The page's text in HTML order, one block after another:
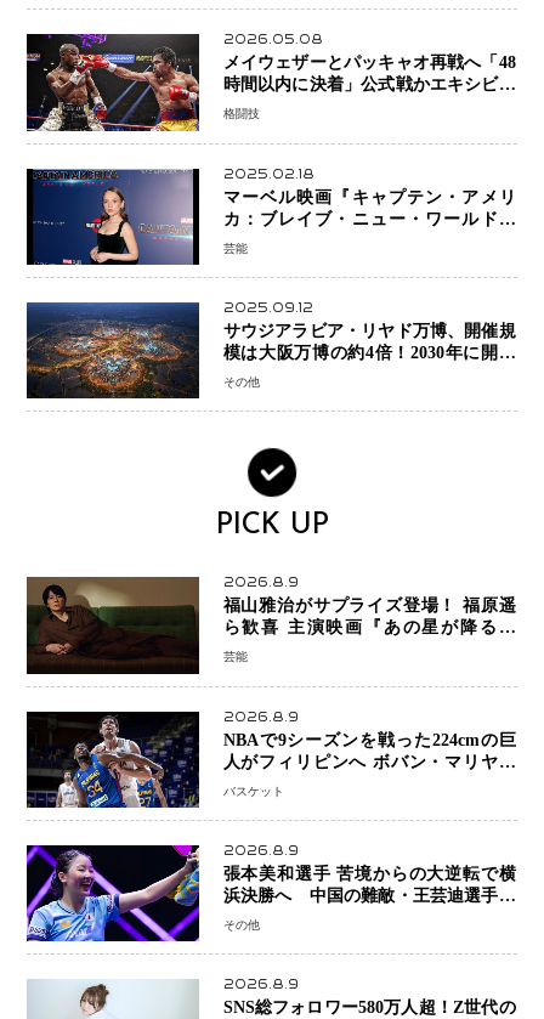
2026.05.08
メイウェザーとパッキャオ再戦へ「48
時間以内に決着」公式戦かエキシビシ
ョンか混迷続く
格闘技
2025.02.18
マーベル映画『キャプテン・アメリ
カ：ブレイブ・ニュー・ワールド』
新ブラック・ウィドウ役のシラ・ハー
芸能
2025.09.12
サウジアラビア・リヤド万博、開催規
模は大阪万博の約4倍！2030年に開幕
予定
その他
PICK UP
2026.8.9
福山雅治がサプライズ登場！ 福原遥
ら歓喜 主演映画『あの星が降る丘
で、君とまた出会いたい。』舞台あい
芸能
2026.8.9
NBAで9シーズンを戦った224cmの巨
人がフィリピンへ ボバン・マリヤノ
ビッチ ジョーンズカップで新たな挑
バスケット
2026.8.9
張本美和選手 苦境からの大逆転で横
浜決勝へ 中国の難敵・王芸迪選手を
撃破「ここからまた行くぞ」兄・智和
その他
2026.8.9
SNS総フォロワー580万人超！Z世代の